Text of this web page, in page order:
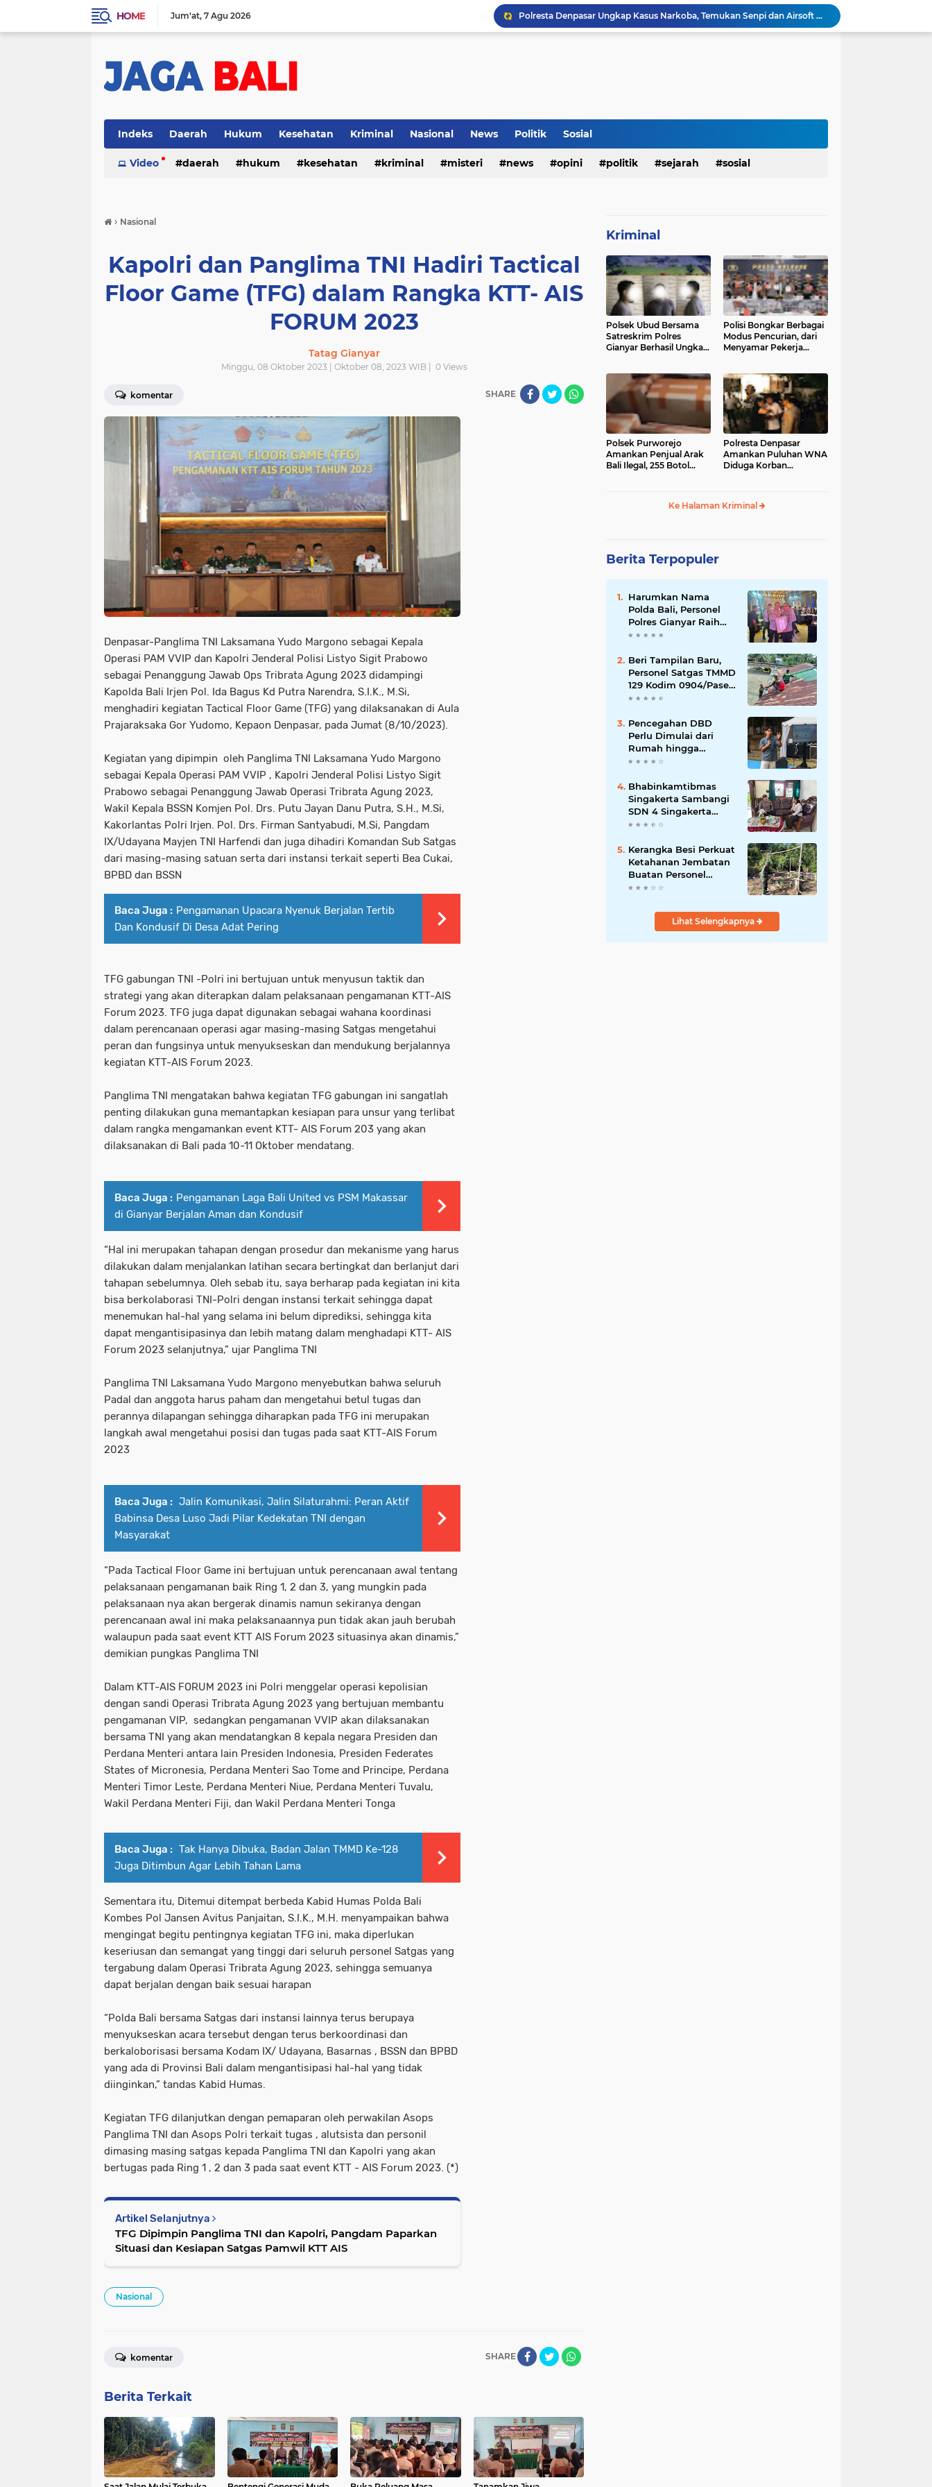
HOME Jum'at 7 Agu 2026
Polresta Denpasar Ungkap Kasus Narkoba, Temukan Senpi dan Airsoft Gun Saat Pengerebekan
Rumah Bapak Sirajudin Masuk Fase Finishing Sebelum Diserahkan
Indeks Daerah Hukum Kesehatan Kriminal Nasional News Politik Sosial
Video daerah hukum kesehatan kriminal misteri news opini politik sejarah sosial
› Nasional
Kapolri dan Panglima TNI Hadiri Tactical
Floor Game (TFG) dalam Rangka KTT- AIS
FORUM 2023
Tatag Gianyar
Minggu, 08 Oktober 2023 | Oktober 08, 2023 WIB | 0Views
komentar SHARE
Denpasar-Panglima TNI Laksamana Yudo Margono sebagai Kepala
Operasi PAM VVIP dan Kapolri Jenderal Polisi Listyo Sigit Prabowo
sebagai Penanggung Jawab Ops Tribrata Agung 2023 didampingi
Kapolda Bali Irjen Pol. Ida Bagus Kd Putra Narendra, S.I.K., M.Si,
menghadiri kegiatan Tactical Floor Game (TFG) yang dilaksanakan di Aula
Prajaraksaka Gor Yudomo, Kepaon Denpasar, pada Jumat (8/10/2023).
Kegiatan yang dipimpin oleh Panglima TNI Laksamana Yudo Margono
sebagai Kepala Operasi PAM VVIP , Kapolri Jenderal Polisi Listyo Sigit
Prabowo sebagai Penanggung Jawab Operasi Tribrata Agung 2023,
Wakil Kepala BSSN Komjen Pol. Drs. Putu Jayan Danu Putra, S.H., M.Si,
Kakorlantas Polri Irjen. Pol. Drs. Firman Santyabudi, M.Si, Pangdam
IX/Udayana Mayjen TNI Harfendi dan juga dihadiri Komandan Sub Satgas
dari masing-masing satuan serta dari instansi terkait seperti Bea Cukai,
BPBD dan BSSN
Baca Juga : Pengamanan Upacara Nyenuk Berjalan Tertib
Dan Kondusif Di Desa Adat Pering
TFG gabungan TNI -Polri ini bertujuan untuk menyusun taktik dan
strategi yang akan diterapkan dalam pelaksanaan pengamanan KTT-AIS
Forum 2023. TFG juga dapat digunakan sebagai wahana koordinasi
dalam perencanaan operasi agar masing-masing Satgas mengetahui
peran dan fungsinya untuk menyukseskan dan mendukung berjalannya
kegiatan KTT-AIS Forum 2023.
Panglima TNI mengatakan bahwa kegiatan TFG gabungan ini sangatlah
penting dilakukan guna memantapkan kesiapan para unsur yang terlibat
dalam rangka mengamankan event KTT- AIS Forum 203 yang akan
dilaksanakan di Bali pada 10-11 Oktober mendatang.
Baca Juga : Pengamanan Laga Bali United vs PSM Makassar
di Gianyar Berjalan Aman dan Kondusif
“Hal ini merupakan tahapan dengan prosedur dan mekanisme yang harus
dilakukan dalam menjalankan latihan secara bertingkat dan berlanjut dari
tahapan sebelumnya. Oleh sebab itu, saya berharap pada kegiatan ini kita
bisa berkolaborasi TNI-Polri dengan instansi terkait sehingga dapat
menemukan hal-hal yang selama ini belum diprediksi, sehingga kita
dapat mengantisipasinya dan lebih matang dalam menghadapi KTT- AIS
Forum 2023 selanjutnya,” ujar Panglima TNI
Panglima TNI Laksamana Yudo Margono menyebutkan bahwa seluruh
Padal dan anggota harus paham dan mengetahui betul tugas dan
perannya dilapangan sehingga diharapkan pada TFG ini merupakan
langkah awal mengetahui posisi dan tugas pada saat KTT-AIS Forum
2023
Baca Juga : Jalin Komunikasi, Jalin Silaturahmi: Peran Aktif
Babinsa Desa Luso Jadi Pilar Kedekatan TNI dengan
Masyarakat
“Pada Tactical Floor Game ini bertujuan untuk perencanaan awal tentang
pelaksanaan pengamanan baik Ring 1, 2 dan 3, yang mungkin pada
pelaksanaan nya akan bergerak dinamis namun sekiranya dengan
perencanaan awal ini maka pelaksanaannya pun tidak akan jauh berubah
walaupun pada saat event KTT AIS Forum 2023 situasinya akan dinamis,”
demikian pungkas Panglima TNI
Dalam KTT-AIS FORUM 2023 ini Polri menggelar operasi kepolisian
dengan sandi Operasi Tribrata Agung 2023 yang bertujuan membantu
pengamanan VIP, sedangkan pengamanan VVIP akan dilaksanakan
bersama TNI yang akan mendatangkan 8 kepala negara Presiden dan
Perdana Menteri antara lain Presiden Indonesia, Presiden Federates
States of Micronesia, Perdana Menteri Sao Tome and Principe, Perdana
Menteri Timor Leste, Perdana Menteri Niue, Perdana Menteri Tuvalu,
Wakil Perdana Menteri Fiji, dan Wakil Perdana Menteri Tonga
Baca Juga : Tak Hanya Dibuka, Badan Jalan TMMD Ke-128
Juga Ditimbun Agar Lebih Tahan Lama
Sementara itu, Ditemui ditempat berbeda Kabid Humas Polda Bali
Kombes Pol Jansen Avitus Panjaitan, S.I.K., M.H. menyampaikan bahwa
mengingat begitu pentingnya kegiatan TFG ini, maka diperlukan
keseriusan dan semangat yang tinggi dari seluruh personel Satgas yang
tergabung dalam Operasi Tribrata Agung 2023, sehingga semuanya
dapat berjalan dengan baik sesuai harapan
“Polda Bali bersama Satgas dari instansi lainnya terus berupaya
menyukseskan acara tersebut dengan terus berkoordinasi dan
berkaloborisasi bersama Kodam IX/ Udayana, Basarnas , BSSN dan BPBD
yang ada di Provinsi Bali dalam mengantisipasi hal-hal yang tidak
diinginkan,” tandas Kabid Humas.
Kegiatan TFG dilanjutkan dengan pemaparan oleh perwakilan Asops
Panglima TNI dan Asops Polri terkait tugas , alutsista dan personil
dimasing masing satgas kepada Panglima TNI dan Kapolri yang akan
bertugas pada Ring 1 , 2 dan 3 pada saat event KTT - AIS Forum 2023. (*)
Artikel Selanjutnya
TFG Dipimpin Panglima TNI dan Kapolri, Pangdam Paparkan
Situasi dan Kesiapan Satgas Pamwil KTT AIS
Nasional
SHARE
komentar
Berita Terkait
Kriminal
Polsek Ubud Bersama
Satreskrim Polres
Gianyar Berhasil Ungkap
Polisi Bongkar Berbagai
Modus Pencurian, dari
Menyamar Pekerja
Polsek Purworejo
Amankan Penjual Arak
Bali Ilegal, 255 Botol
Polresta Denpasar
Amankan Puluhan WNA
Diduga Korban
Ke Halaman Kriminal
Berita Terpopuler
Harumkan Nama
Polda Bali, Personel
Polres Gianyar Raih
Penghargaan
Beri Tampilan Baru,
Personel Satgas TMMD
129 Kodim 0904/Paser
Cat Atap Rumah
Pencegahan DBD
Perlu Dimulai dari
Rumah hingga
Lingkungan Sekolah
Bhabinkamtibmas
Singakerta Sambangi
SDN 4 Singakerta
Edukasi Pencegahan
Kerangka Besi Perkuat
Ketahanan Jembatan
Buatan Personel
TMMD 129
Lihat Selengkapnya